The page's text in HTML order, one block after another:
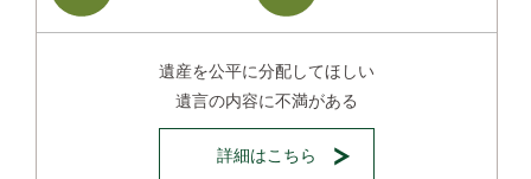
遺産を公平に分配してほしい
遺言の内容に不満がある
詳細はこちら